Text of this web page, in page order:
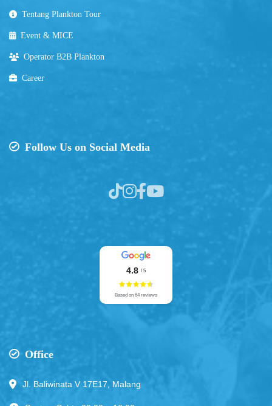
Tentang Plankton Tour
Event & MICE
Operator B2B Plankton
Career
Follow Us on Social Media
4.8 / 5
Based on 64 reviews
Office
Jl. Baliwinata V 17E17, Malang